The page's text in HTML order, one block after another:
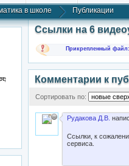
в школе Публикации
Ссылки на 6
Прикрепленный файл:
Комментарии к
Сортировать по:
Рудакова Д.В.
Ссылки, к
сервиса.